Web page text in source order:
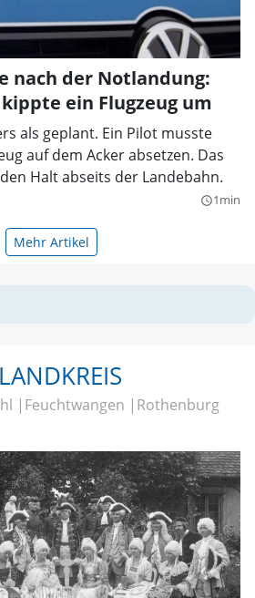
nach der Notlandung:
ein Flugzeug um
als geplant. Ein Pilot musste
auf dem Acker absetzen. Das
Halt abseits der Landebahn.
query_builder1min
Mehr Artikel
Feuchtwangen Rothenburg